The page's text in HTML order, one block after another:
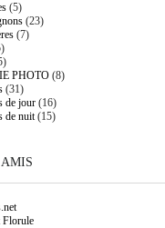
(5)
(23)
(7)
PHOTO(8)
(31)
de jour(16)
de nuit(15)
Florule